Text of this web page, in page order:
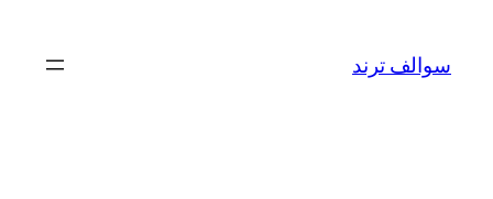
المحتوى
سوالف ترند